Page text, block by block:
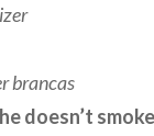
brancas
doesn’t